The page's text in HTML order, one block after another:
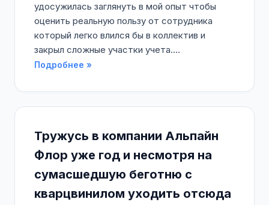
удосужилась заглянуть в мой опыт чтобы
оценить реальную пользу от сотрудника
который легко влился бы в коллектив и
закрыл сложные участки учета....
Подробнее »
Тружусь в компании Альпайн
Флор уже год и несмотря на
сумасшедшую беготню с
кварцвинилом уходить отсюда